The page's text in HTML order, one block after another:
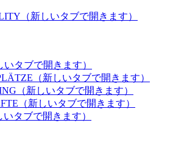
（新しいタブで開きます）
いタブで開きます）
（新しいタブで開きます）
（新しいタブで開きます）
（新しいタブで開きます）
いタブで開きます）